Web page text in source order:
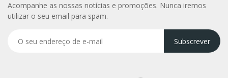
Acompanhe as nossas notícias e promoções. Nunca iremos
utilizar o seu email para spam.
Subscrever